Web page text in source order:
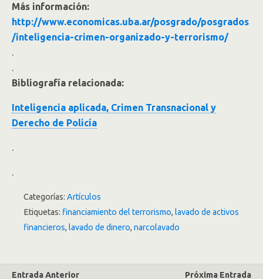
Más información:
http://www.economicas.uba.ar/posgrado/posgrados
/inteligencia-crimen-organizado-y-terrorismo/
.
.
Bibliografía relacionada:
Inteligencia aplicada, Crimen Transnacional y
Derecho de Policía
.
.
Categorías: Artículos
Etiquetas: financiamiento del terrorismo, lavado de activos
financieros, lavado de dinero, narcolavado
Entrada Anterior Próxima Entrada